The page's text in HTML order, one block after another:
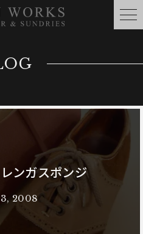
ンガスポンジ
2008